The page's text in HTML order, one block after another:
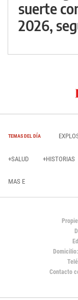
suerte
2026,
TEMAS DEL DÍA
+SALUD +HISTORIAS
MAS E
Domicilio:
Contacto